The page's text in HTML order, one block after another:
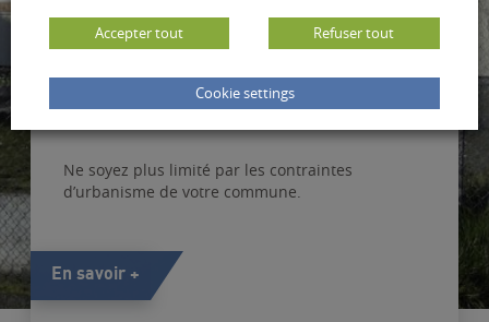
Gestion des contraintes légales
Ne soyez plus limité par les contraintes
d’urbanisme de votre commune.
En savoir +
Accepter tout Refuser tout
Cookie settings